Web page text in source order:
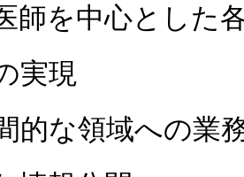
師を中心とした
実現
的な領域への業